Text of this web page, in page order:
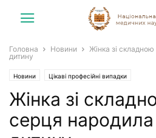
Головна Новини
Жінка зі
дитину
Новини Цікаві професійні випадки
Жінка зі
серця